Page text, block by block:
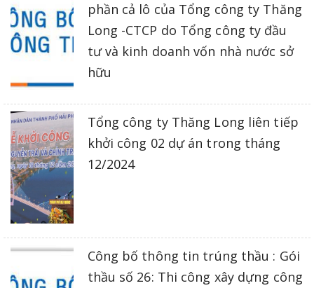
phần cả lô của Tổng công ty Thăng
Long -CTCP do Tổng công ty đầu
tư và kinh doanh vốn nhà nước sở
hữu
Tổng công ty Thăng Long liên tiếp
khởi công 02 dự án trong tháng
12/2024
Công bố thông tin trúng thầu : Gói
thầu số 26: Thi công xây dựng công